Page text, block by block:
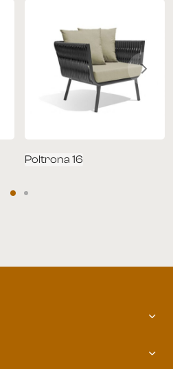
Poltrona 16